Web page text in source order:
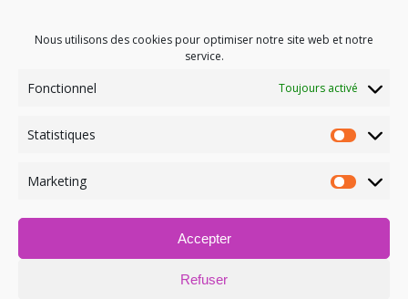
Nous utilisons des cookies pour optimiser notre site web et notre
service.
Fonctionnel Toujours activé
Statistiques
Marketing
Accepter
Refuser
06.03.09.52.12